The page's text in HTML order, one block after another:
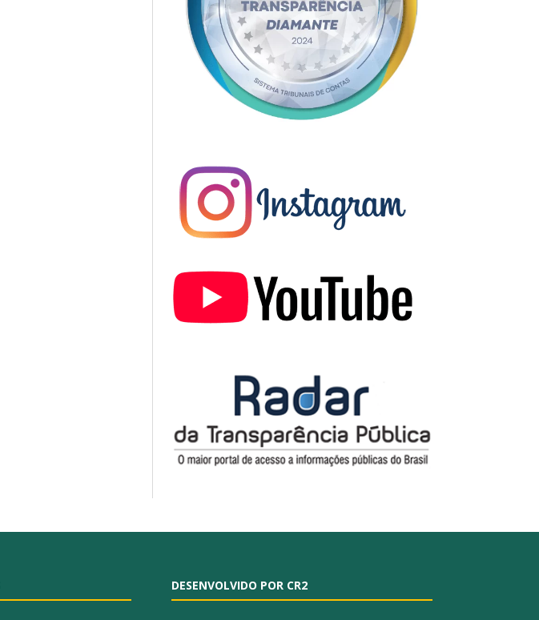
DESENVOLVIDO POR CR2